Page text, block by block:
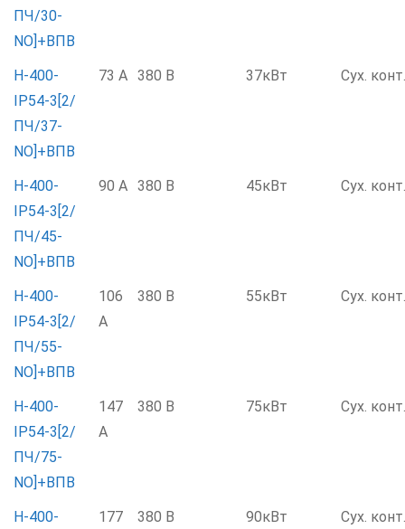
ПЧ/30-
NO]+ВПВ
Н-400-
IP54-3[2/
ПЧ/37-
NO]+ВПВ
73 А 380 В 37кВт Сух.
Н-400-
IP54-3[2/
ПЧ/45-
NO]+ВПВ
90 А 380 В 45кВт Сух.
Н-400-
IP54-3[2/
ПЧ/55-
NO]+ВПВ
106
А
380 В 55кВт Сух.
Н-400-
IP54-3[2/
ПЧ/75-
NO]+ВПВ
147
А
380 В 75кВт Сух.
Н-400-
177
380 В 90кВт Сух.